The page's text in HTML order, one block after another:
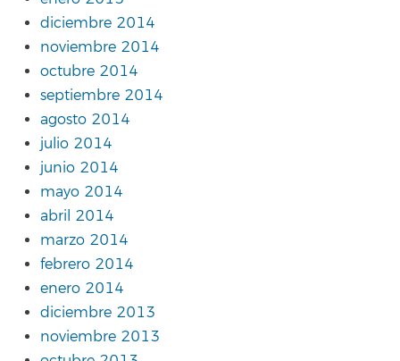
diciembre 2014
noviembre 2014
octubre 2014
septiembre 2014
agosto 2014
julio 2014
junio 2014
mayo 2014
abril 2014
marzo 2014
febrero 2014
enero 2014
diciembre 2013
noviembre 2013